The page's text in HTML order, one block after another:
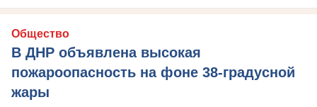
Общество
В ДНР объявлена высокая
пожароопасность на фоне 38-градусной
жары